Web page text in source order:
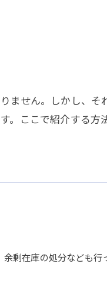
ません。しかし、そ
。ここで紹介する方
剰在庫の処分なども行